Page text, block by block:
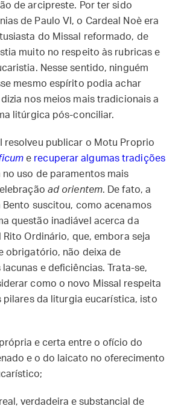
de arcipreste. Por ter sido
de Paulo VI, o Cardeal Noè era
do Missal reformado, de
muito no respeito às rubricas e
Nesse sentido, ninguém
mesmo espírito podia achar
nos meios mais tradicionais a
litúrgica pós-conciliar.
resolveu publicar o Motu Proprio
e recuperar algumas tradições
no uso de paramentos mais
ad orientem. De fato, a
Bento suscitou, como acenamos
questão inadiável acerca da
Ordinário, que, embora seja
obrigatório, não deixa de
e deficiências. Trata-se,
como o novo Missal respeita
pilares da liturgia eucarística, isto
e certa entre o ofício do
e o do laicato no oferecimento
verdadeira e substancial de